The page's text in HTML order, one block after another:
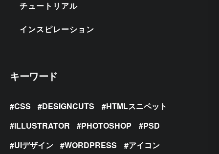
チュートリアル
インスピレーション
キーワード
CSS DESIGNCUTS
HTMLスニペット
ILLUSTRATOR
PHOTOSHOP
PSD
UIデザイン
WORDPRESS
アイコン